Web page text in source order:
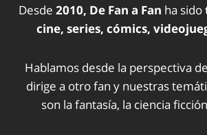
Desde 2010, De Fan a Fan ha sido
cine, series, cómics,
Hablamos desde la perspectiva
dirige a otro fan y nuestras
son la fantasía, la ciencia